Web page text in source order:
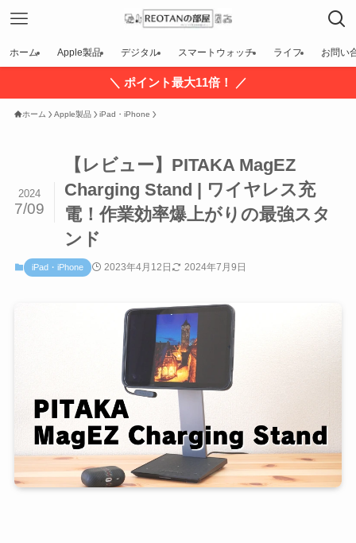
ホーム Apple製品 デジタル スマートウォッチ ライフ お問い
＼ ポイント最大11倍！ ／
ホーム Apple製品 iPad・iPhone
【レビュー】PITAKA MagEZ
Charging Stand | ワイヤレス充
電！作業効率爆上がりの最強スタ
ンド
2024
7/09
iPad・iPhone 2023年4月12日 2024年7月9日